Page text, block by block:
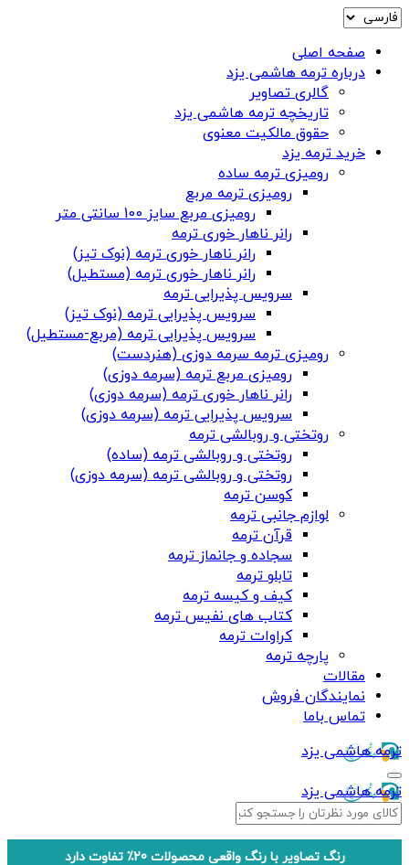
صفحه اصلی
درباره ترمه هاشمی یزد
گالری تصاویر
تاریخچه ترمه هاشمی یزد
حقوق مالکیت معنوی
خرید ترمه یزد
رومیزی ترمه ساده
رومیزی ترمه مربع
رومیزی مربع سایز 100 سانتی متر
رانر ناهار خوری ترمه
رانر ناهار خوری ترمه (نوک تیز)
رانر ناهار خوری ترمه (مستطیل)
سرویس پذیرایی ترمه
سرویس پذیرایی ترمه (نوک تیز)
سرویس پذیرایی ترمه (مربع-مستطیل)
رومیزی ترمه سرمه دوزی (هنردست)
رومیزی مربع ترمه (سرمه دوزی)
رانر ناهار خوری ترمه (سرمه دوزی)
سرویس پذیرایی ترمه (سرمه دوزی)
روتختی و روبالشی ترمه
روتختی و روبالشی ترمه (ساده)
روتختی و روبالشی ترمه (سرمه دوزی)
کوسن ترمه
لوازم جانبی ترمه
قرآن ترمه
سجاده و جانماز ترمه
تابلو ترمه
کیف و کیسه ترمه
کتاب های نفیس ترمه
کراوات ترمه
پارچه ترمه
مقالات
نمایندگان فروش
تماس باما
ترمه هاشمی یزد
ترمه هاشمی یزد
رنگ تصاویر با رنگ واقعی محصولات 20٪ تفاوت دارد